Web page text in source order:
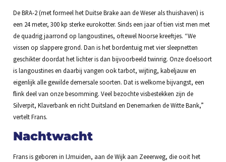
De BRA-2 (met formeel het Duitse Brake aan de Weser als thuishaven) is
een 24 meter, 300 kp sterke eurokotter. Sinds een jaar of tien vist men met
de quadrig jaarrond op langoustines, oftewel Noorse kreeftjes. “We
vissen op slappere grond. Dan is het bordentuig met vier sleepnetten
geschikter doordat het lichter is dan bijvoorbeeld twinrig. Onze doelsoort
is langoustines en daarbij vangen ook tarbot, wijting, kabeljauw en
eigenlijk alle gewilde demersale soorten. Dat is welkome bijvangst, een
flink deel van onze besomming. Veel bezochte visbestekken zijn de
Silverpit, Klaverbank en richt Duitsland en Denemarken de Witte Bank,”
vertelt Frans.
Nachtwacht
Frans is geboren in IJmuiden, aan de Wijk aan Zeeerweg, die ooit het